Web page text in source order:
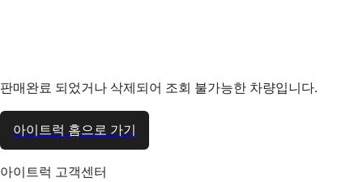
판매완료 되었거나 삭제되어 조회 불가능한 차량입니다.
아이트럭 홈으로 가기
아이트럭 고객센터